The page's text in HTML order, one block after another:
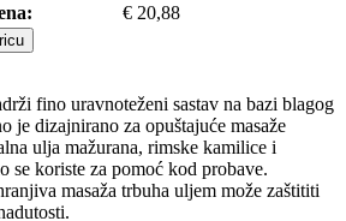
€ 20,88
fino uravnoteženi sastav na bazi blagog
je dizajnirano za opuštajuće masaže
ulja mažurana, rimske kamilice i
se koriste za pomoć kod probave.
masaža trbuha uljem može zaštititi